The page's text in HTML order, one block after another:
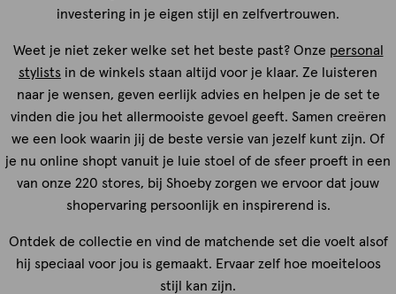
investering in je eigen stijl en zelfvertrouwen.
Weet je niet zeker welke set het beste past? Onze personal
stylists in de winkels staan altijd voor je klaar. Ze luisteren
naar je wensen, geven eerlijk advies en helpen je de set te
vinden die jou het allermooiste gevoel geeft. Samen creëren
we een look waarin jij de beste versie van jezelf kunt zijn. Of
je nu online shopt vanuit je luie stoel of de sfeer proeft in een
van onze 220 stores, bij Shoeby zorgen we ervoor dat jouw
shopervaring persoonlijk en inspirerend is.
Ontdek de collectie en vind de matchende set die voelt alsof
hij speciaal voor jou is gemaakt. Ervaar zelf hoe moeiteloos
stijl kan zijn.